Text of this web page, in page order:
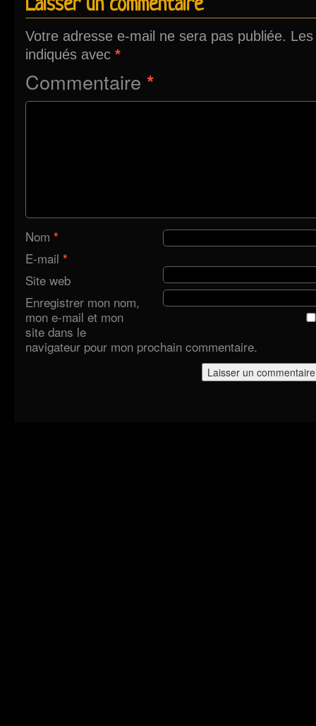
Laisser un commentaire
Votre adresse e-mail ne sera pas publiée.
indiqués avec *
Commentaire *
Nom *
E-mail *
Site web
Enregistrer mon nom,
mon e-mail et mon
site dans le
navigateur pour mon prochain commentaire.